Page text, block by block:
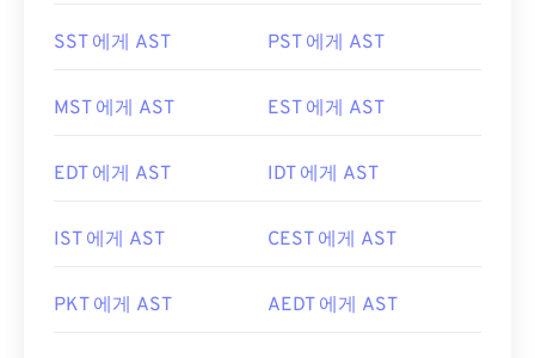
SST 에게 AST PST 에게 AST
MST 에게 AST EST 에게 AST
EDT 에게 AST IDT 에게 AST
IST 에게 AST CEST 에게 AST
PKT 에게 AST AEDT 에게 AST